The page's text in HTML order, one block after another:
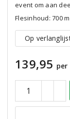
event om aan
Flesinhoud: 700
Op
139,95